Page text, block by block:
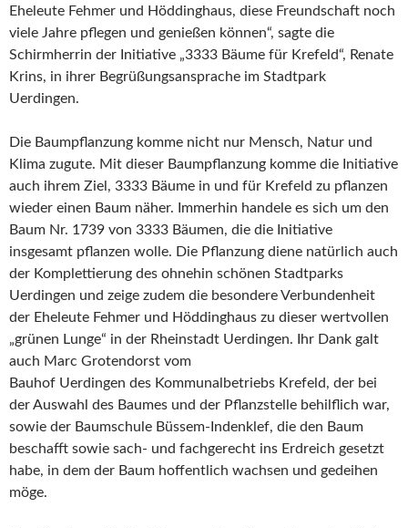
Eheleute Fehmer und Höddinghaus, diese Freundschaft noch
viele Jahre pflegen und genießen können“, sagte die
Schirmherrin der Initiative „3333 Bäume für Krefeld“, Renate
Krins, in ihrer Begrüßungsansprache im Stadtpark
Uerdingen.
Die Baumpflanzung komme nicht nur Mensch, Natur und
Klima zugute. Mit dieser Baumpflanzung komme die Initiative
auch ihrem Ziel, 3333 Bäume in und für Krefeld zu pflanzen
wieder einen Baum näher. Immerhin handele es sich um den
Baum Nr. 1739 von 3333 Bäumen, die die Initiative
insgesamt pflanzen wolle. Die Pflanzung diene natürlich auch
der Komplettierung des ohnehin schönen Stadtparks
Uerdingen und zeige zudem die besondere Verbundenheit
der Eheleute Fehmer und Höddinghaus zu dieser wertvollen
„grünen Lunge“ in der Rheinstadt Uerdingen. Ihr Dank galt
auch Marc Grotendorst vom
Bauhof Uerdingen des Kommunalbetriebs Krefeld, der bei
der Auswahl des Baumes und der Pflanzstelle behilflich war,
sowie der Baumschule Büssem-Indenklef, die den Baum
beschafft sowie sach- und fachgerecht ins Erdreich gesetzt
habe, in dem der Baum hoffentlich wachsen und gedeihen
möge.